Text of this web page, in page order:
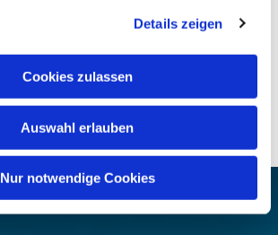
Details zeigen
Cookies zulassen
Auswahl erlauben
Nur notwendige Cookies